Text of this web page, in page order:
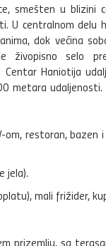
smešten u blizini
U centralnom delu
dok većina
živopisno selo
Haniotija
metara udaljenosti.
om, restoran,
jela).
mali frižider,
prizemlju, sa